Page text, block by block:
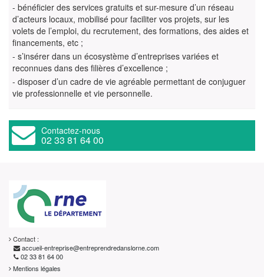
- bénéficier des services gratuits et sur-mesure d’un réseau
d’acteurs locaux, mobilisé pour faciliter vos projets, sur les
volets de l’emploi, du recrutement, des formations, des aides et
financements, etc ;
- s’insérer dans un écosystème d’entreprises variées et
reconnues dans des filières d’excellence ;
- disposer d’un cadre de vie agréable permettant de conjuguer
vie professionnelle et vie personnelle.
Contactez-nous
02 33 81 64 00
Contact :
accueil-entreprise@entreprendredanslorne.com
02 33 81 64 00
Mentions légales